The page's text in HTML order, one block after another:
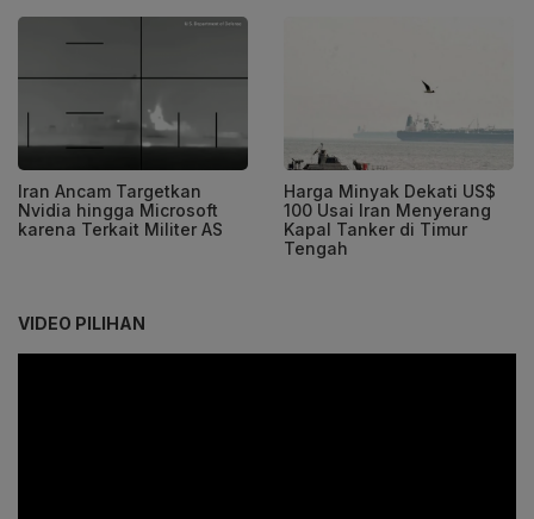
Iran Ancam Targetkan
Nvidia hingga Microsoft
karena Terkait Militer AS
Harga Minyak Dekati US$
100 Usai Iran Menyerang
Kapal Tanker di Timur
Tengah
VIDEO PILIHAN